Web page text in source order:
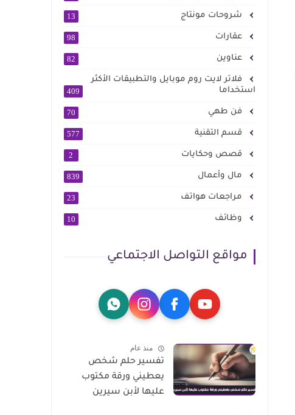
شروحات مونتاج 13
عقارات 98
عناوين 82
فلاتر لايت روم موبايل والتطبيقات الأكثر
استخداما
409
فن طهي 70
قسم التقنية 577
قصص وحكايات 2
مال وأعمال 839
مراجعات هواتف 23
وظائف 10
مواقع التواصل الاجتماعي
منذ عام
تفسير حلم شخص
يعطيني ورقة مكتوب
عليها لأبن سيرين